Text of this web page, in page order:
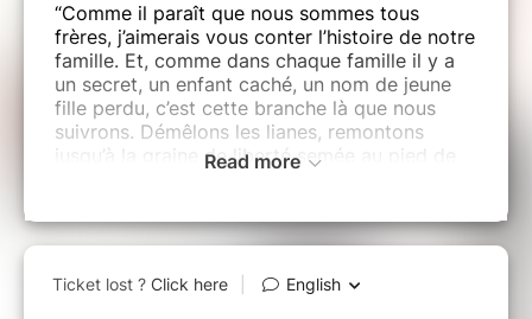
“Comme il paraît que nous sommes tous
frères, j’aimerais vous conter l’histoire de notre
famille. Et, comme dans chaque famille il y a
un secret, un enfant caché, un nom de jeune
fille perdu, c’est cette branche là que nous
suivrons. Démêlons les lianes, remontons
jusqu’à la graine de liberté semée au pied de
fantômes ! A suivre chaque soir…
Read more